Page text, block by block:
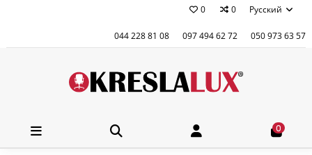
0 0 Русский
044 228 81 08 097 494 62 72 050 973 63 57
0